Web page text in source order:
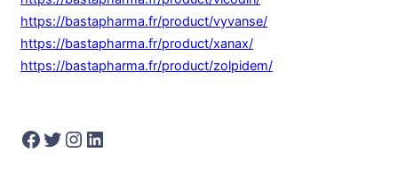
https://bastapharma.fr/product/vyvanse/
https://bastapharma.fr/product/xanax/
https://bastapharma.fr/product/zolpidem/
Facebook Twitter Instagram LinkedIn